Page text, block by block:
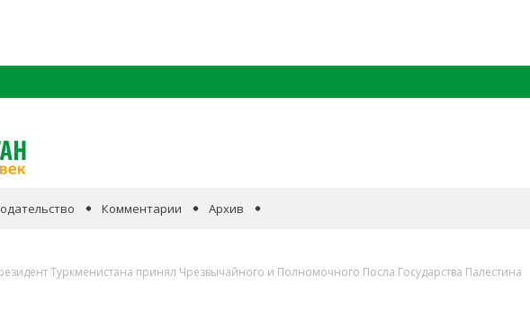
Комментарии Архив
Туркменистана принял Чрезвычайного и Полномочного Посла Государства Палестина